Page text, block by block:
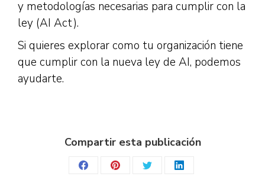
y metodologías necesarias para cumplir con la
ley (AI Act).
Si quieres explorar como tu organización tiene
que cumplir con la nueva ley de AI, podemos
ayudarte.
Compartir esta publicación
Share
Share
Share
Share